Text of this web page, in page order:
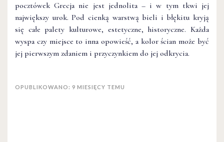
pocztówek Grecja nie jest jednolita – i w tym tkwi jej
największy urok. Pod cienką warstwą bieli i błękitu kryją
się całe palety kulturowe, estetyczne, historyczne. Każda
wyspa czy miejsce to inna opowieść, a kolor ścian może być
jej pierwszym zdaniem i przyczynkiem do jej odkrycia.
OPUBLIKOWANO: 9 MIESIĘCY TEMU